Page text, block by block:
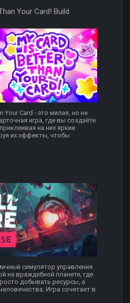
Your Card! Build
Your Card - это милая, но не
игра, где вы создаёте
на них яркие
их эффекты, чтобы
симулятор управления
на враждебной планете, где
добывать ресурсы, а
Игра сочетает в